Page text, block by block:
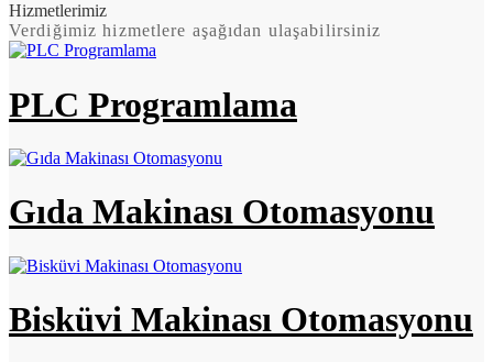
Hizmetlerimiz
Verdiğimiz hizmetlere aşağıdan ulaşabilirsiniz
PLC Programlama
Gıda Makinası Otomasyonu
Bisküvi Makinası Otomasyonu